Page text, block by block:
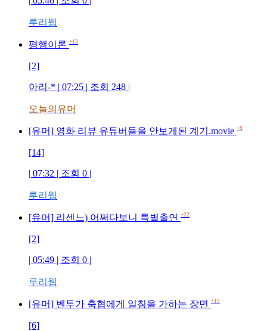
루리웹
평행이론 +13
[2]
아리-* | 07:25 | 조회 248 |
오늘의유머
[유머] 영화 리뷰 유튜버들을 안보게된 계기.movie +8
[14]
| 07:32 | 조회 0 |
루리웹
[유머] 리센느) 어쩌다보니 특별출연 +22
[2]
| 05:49 | 조회 0 |
루리웹
[유머] 벤투가 축협에게 일침을 가하는 장면 +19
[6]